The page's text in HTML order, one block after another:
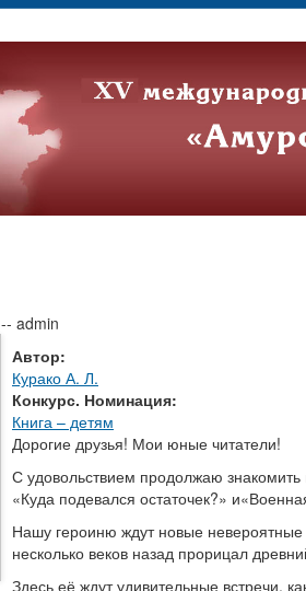
-- admin
Автор:
Курако А. Л.
Конкурс. Номинация:
Книга – детям
Дорогие друзья! Мои юные читатели!
С удовольствием продолжаю
«Куда подевался остаточек?»
Нашу героиню ждут новые
несколько веков назад прорицал
Здесь её ждут удивительные встречи,